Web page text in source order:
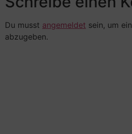
Du musst angemeldet sein, um
abzugeben.